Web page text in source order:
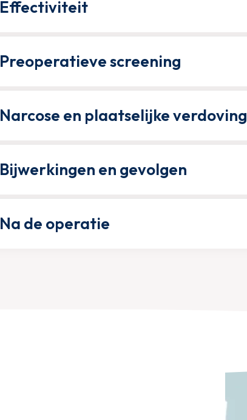
Effectiviteit
Preoperatieve screening
Narcose en plaatselijke verdoving
Bijwerkingen en gevolgen
Na de operatie